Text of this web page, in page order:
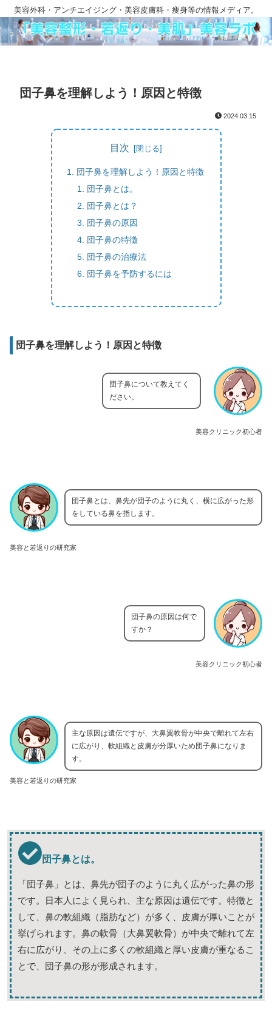
美容外科・アンチエイジング・美容皮膚科・痩身等の情報メディア。
団子鼻を理解しよう！原因と特徴
2024.03.15
目次
団子鼻を理解しよう！原因と特徴
団子鼻とは。
団子鼻とは？
団子鼻の原因
団子鼻の特徴
団子鼻の治療法
団子鼻を予防するには
団子鼻を理解しよう！原因と特徴
美容クリニック初心者
団子鼻について教えてく
ださい。
美容と若返りの研究家
団子鼻とは、鼻先が団子のように丸く、横に広がった形
をしている鼻を指します。
美容クリニック初心者
団子鼻の原因は何で
すか？
美容と若返りの研究家
主な原因は遺伝ですが、大鼻翼軟骨が中央で離れて左右
に広がり、軟組織と皮膚が分厚いため団子鼻になりま
す。
団子鼻とは。
「団子鼻」とは、鼻先が団子のように丸く広がった鼻の形
です。日本人によく見られ、主な原因は遺伝です。特徴と
して、鼻の軟組織（脂肪など）が多く、皮膚が厚いことが
挙げられます。鼻の軟骨（大鼻翼軟骨）が中央で離れて左
右に広がり、その上に多くの軟組織と厚い皮膚が重なるこ
とで、団子鼻の形が形成されます。